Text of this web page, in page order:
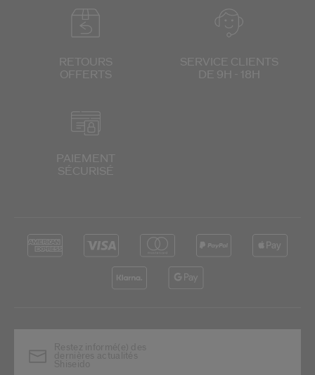
RETOURS
OFFERTS
SERVICE CLIENTS
DE 9H - 18H
PAIEMENT
SÉCURISÉ